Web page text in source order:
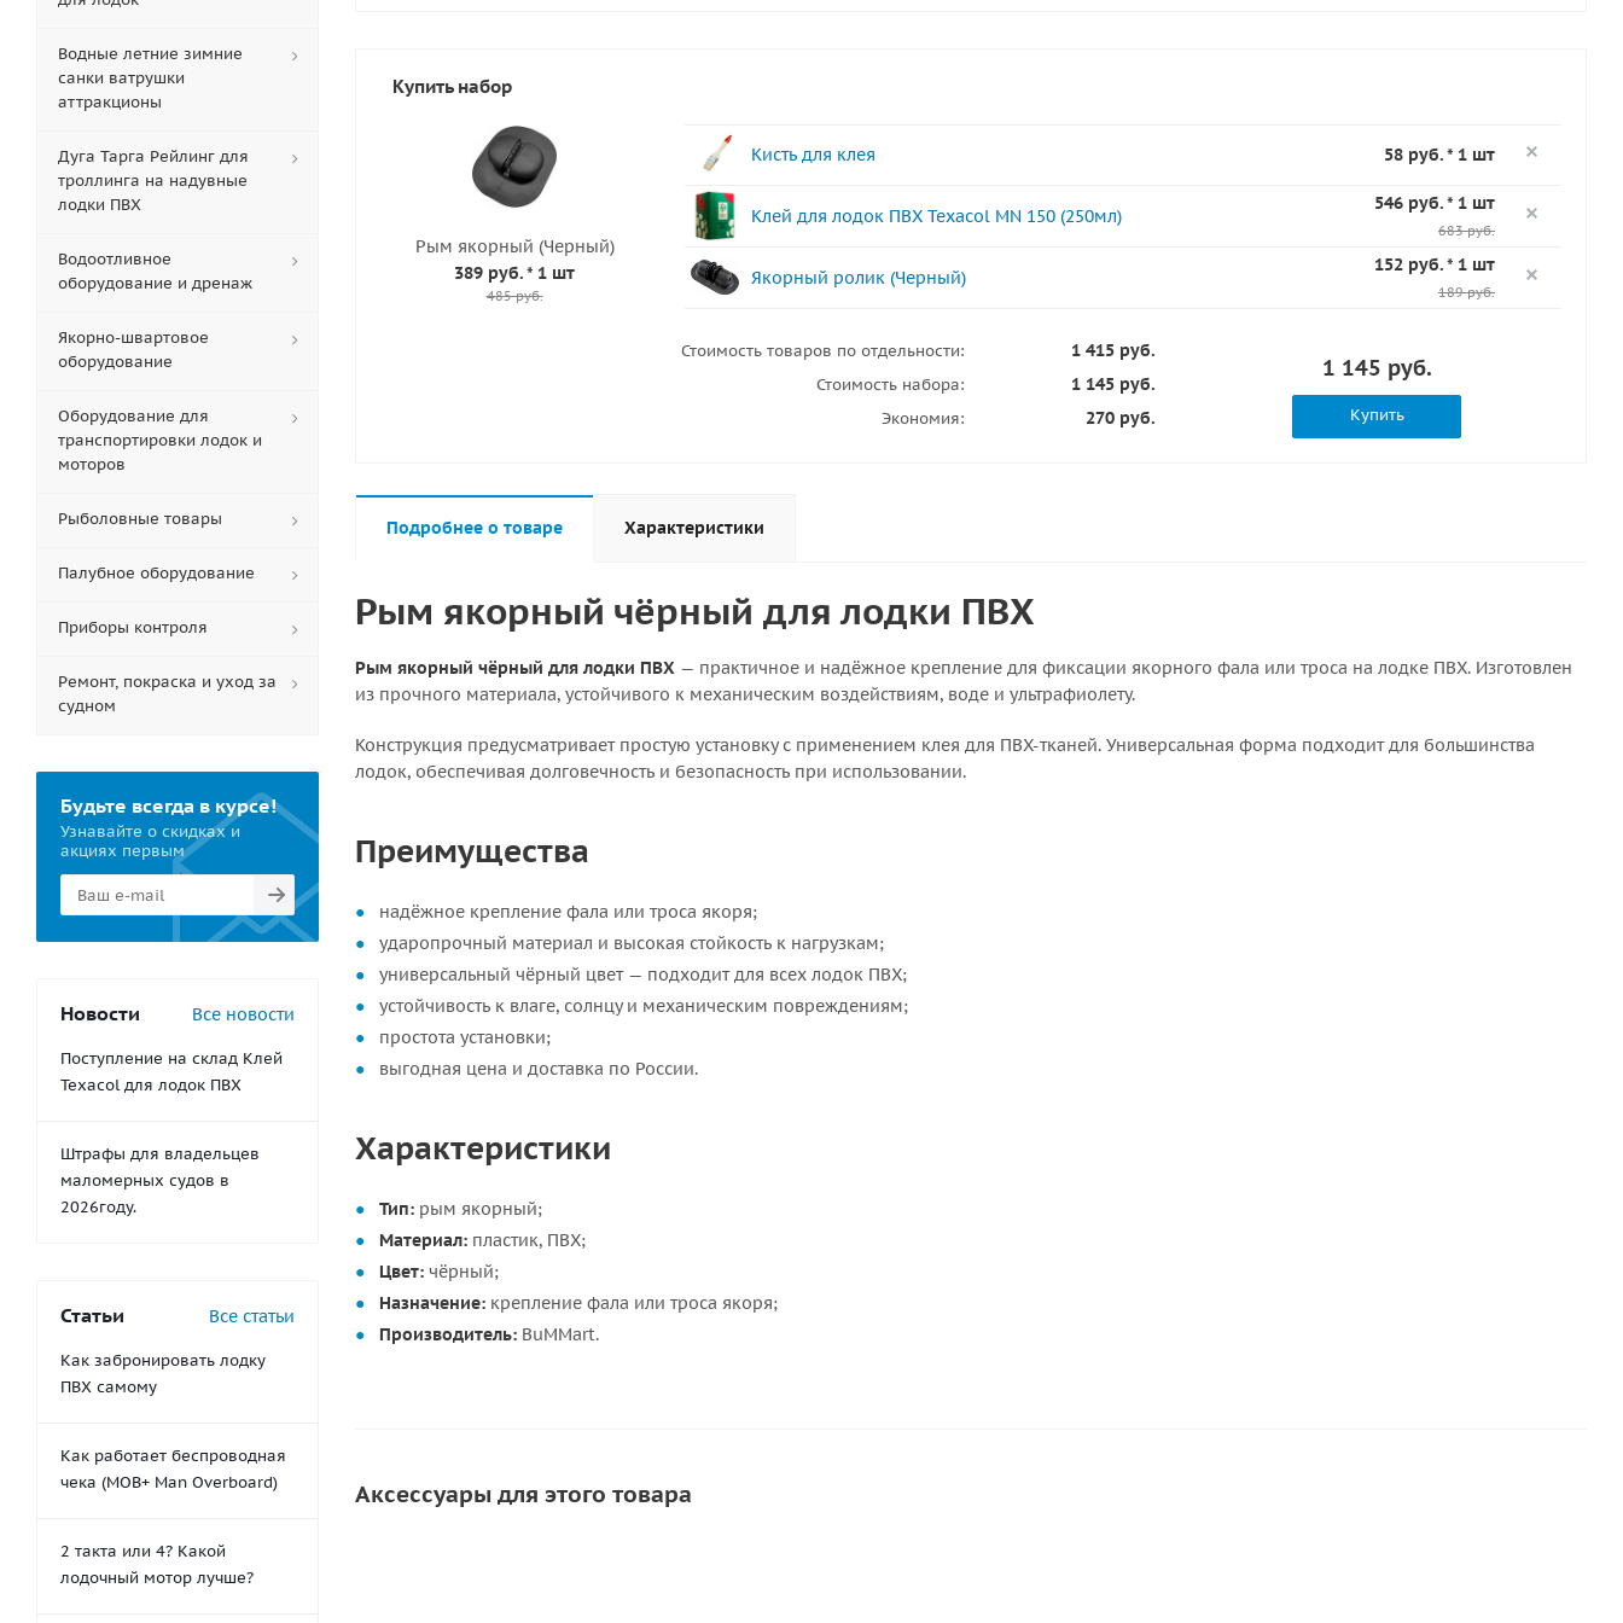
Купить набор
Рым якорный (Черный)
389 руб.* 1 шт
485 руб.
Кисть для клея 58 руб. * 1 шт
Клей для лодок ПВХ Texacol МN 150 (250мл)
546 руб. * 1 шт
683 руб.
Якорный ролик (Черный)
152 руб. * 1 шт
189 руб.
Стоимость товаров по отдельности: 1 415 руб.
Стоимость набора: 1 145 руб.
Экономия: 270 руб.
1 145 руб.
Купить
Подробнее о товаре Характеристики
Рым якорный чёрный для лодки ПВХ
Рым якорный чёрный для лодки ПВХ — практичное и надёжное крепление для фиксации якорного фала или троса на лодке ПВХ. Изготовлен
из прочного материала, устойчивого к механическим воздействиям, воде и ультрафиолету.
Конструкция предусматривает простую установку с применением клея для ПВХ-тканей. Универсальная форма подходит для большинства
лодок, обеспечивая долговечность и безопасность при использовании.
Преимущества
надёжное крепление фала или троса якоря;
ударопрочный материал и высокая стойкость к нагрузкам;
универсальный чёрный цвет — подходит для всех лодок ПВХ;
устойчивость к влаге, солнцу и механическим повреждениям;
простота установки;
выгодная цена и доставка по России.
Характеристики
Тип: рым якорный;
Материал: пластик, ПВХ;
Цвет: чёрный;
Назначение: крепление фала или троса якоря;
Производитель: BuMMart.
Аксессуары для этого товара
Водные летние зимние
санки ватрушки
аттракционы
Дуга Тарга Рейлинг для
троллинга на надувные
лодки ПВХ
Водоотливное
оборудование и дренаж
Якорно-швартовое
оборудование
Оборудование для
транспортировки лодок и
моторов
Рыболовные товары
Палубное оборудование
Приборы контроля
Ремонт, покраска и уход за
судном
Будьте всегда в курсе!
Узнавайте о скидках и
акциях первым
Новости Все новости
Поступление на склад Клей
Texacol для лодок ПВХ
Штрафы для владельцев
маломерных судов в
2026году.
Статьи Все статьи
Как забронировать лодку
ПВХ самому
Как работает беспроводная
чека (MOB+ Man Overboard)
2 такта или 4? Какой
лодочный мотор лучше?